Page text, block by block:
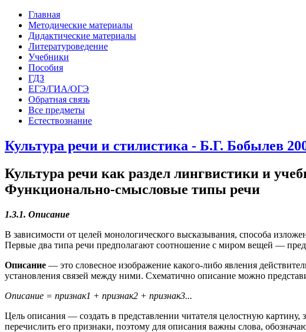
Главная
Методические материалы
Дидактические материалы
Литературоведение
Учебники
Пособия
ГДЗ
ЕГЭ/ГИА/ОГЭ
Обратная связь
Все предметы
Естествознание
Культура речи и стилистика - Б.Г. Бобылев
Культура речи как раздел лингвистики и
Функционально-смысловые типы речи
1.3.1. Описание
В зависимости от целей монологического высказывания, способа
Первые два типа речи предполагают соотношение с миром вещей —
Описание — это словесное изображение какого-либо явления
установления связей между ними. Схематично описание можно
Описание = признак1 + признак2 + признак3...
Цель описания — создать в представлении читателя целостную
перечислить его признаки, поэтому для описания важны слова,